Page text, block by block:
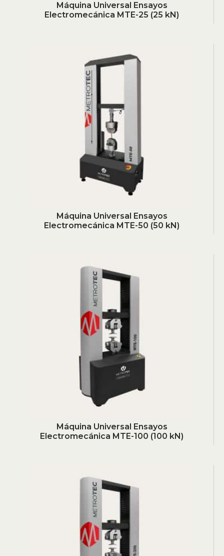
Máquina Universal Ensayos
Electromecánica MTE-25 (25 kN)
Máquina Universal Ensayos
Electromecánica MTE-50 (50 kN)
Máquina Universal Ensayos
Electromecánica MTE-100 (100 kN)